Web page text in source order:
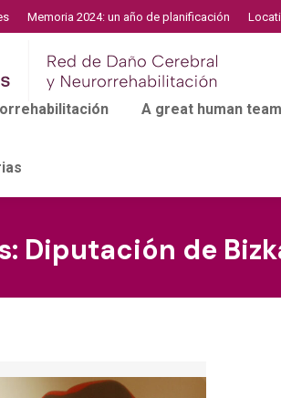
Memoria 2024: un año de planificación
A great human team
Diputación de